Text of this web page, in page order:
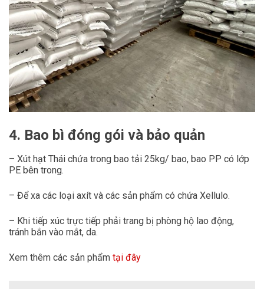
4. Bao bì đóng gói và bảo quản
– Xút hạt Thái chứa trong bao tải 25kg/ bao, bao PP có lớp
PE bên trong.
– Để xa các loại axít và các sản phẩm có chứa Xellulo.
– Khi tiếp xúc trực tiếp phải trang bị phòng hộ lao động,
tránh bắn vào mắt, da.
Xem thêm các sản phẩm tại đây